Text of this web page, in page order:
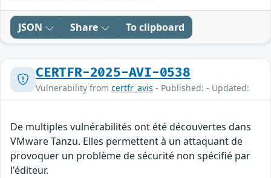
JSON Share To clipboard
CERTFR-2025-AVI-0538
Vulnerability from certfr_avis - Published: - Updated:
De multiples vulnérabilités ont été découvertes dans
VMware Tanzu. Elles permettent à un attaquant de
provoquer un problème de sécurité non spécifié par
l'éditeur.